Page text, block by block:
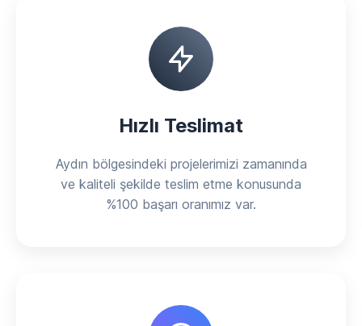
Hızlı Teslimat
Aydın bölgesindeki projelerimizi zamanında
ve kaliteli şekilde teslim etme konusunda
%100 başarı oranımız var.